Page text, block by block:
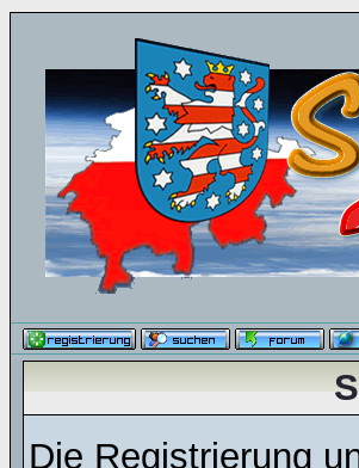
Die Registrierung